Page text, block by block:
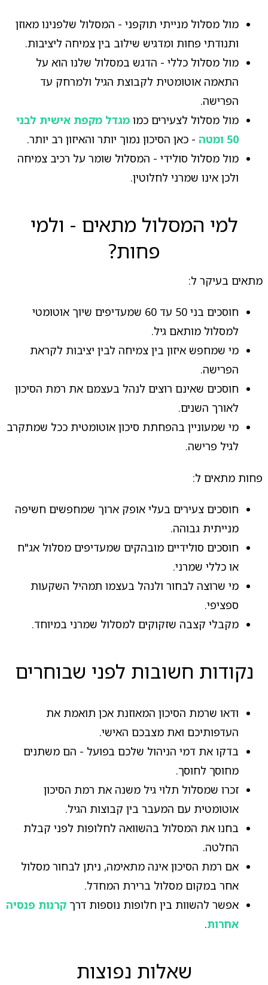
מול מסלול מנייתי תוקפני - המסלול שלפנינו מאוזן
ותנודתי פחות ומדגיש שילוב בין צמיחה ליציבות.
מול מסלול כללי - הדגש במסלול שלנו הוא על
התאמה אוטומטית לקבוצת הגיל ולמרחק עד
הפרישה.
מול מסלול לצעירים כמו מגדל מקפת אישית לבני
50 ומטה
- כאן הסיכון נמוך יותר והאיזון רב יותר.
מול מסלול סולידי - המסלול שומר על רכיב צמיחה
ולכן אינו שמרני לחלוטין.
למי המסלול מתאים - ולמי
פחות?
מתאים בעיקר ל:
חוסכים בני 50 עד 60 שמעדיפים שיוך אוטומטי
למסלול מותאם גיל.
מי שמחפש איזון בין צמיחה לבין יציבות לקראת
הפרישה.
חוסכים שאינם רוצים לנהל בעצמם את רמת הסיכון
לאורך השנים.
מי שמעוניין בהפחתת סיכון אוטומטית ככל שמתקרב
לגיל פרישה.
פחות מתאים ל:
חוסכים צעירים בעלי אופק ארוך שמחפשים חשיפה
מנייתית גבוהה.
חוסכים סולידיים מובהקים שמעדיפים מסלול אג"ח
או כללי שמרני.
מי שרוצה לבחור ולנהל בעצמו תמהיל השקעות
ספציפי.
מקבלי קצבה שזקוקים למסלול שמרני במיוחד.
נקודות חשובות לפני שבוחרים
ודאו שרמת הסיכון המאוזנת אכן תואמת את
העדפותיכם ואת מצבכם האישי.
בדקו את דמי הניהול שלכם בפועל - הם משתנים
מחוסך לחוסך.
זכרו שמסלול תלוי גיל משנה את רמת הסיכון
אוטומטית עם המעבר בין קבוצות הגיל.
בחנו את המסלול בהשוואה לחלופות לפני קבלת
החלטה.
אם רמת הסיכון אינה מתאימה, ניתן לבחור מסלול
אחר במקום מסלול ברירת המחדל.
אפשר להשוות בין חלופות נוספות דרך קרנות פנסיה
אחרות.
שאלות נפוצות